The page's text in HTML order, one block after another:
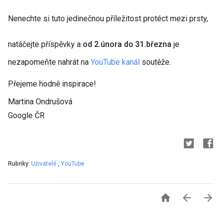
Nenechte si tuto jedinečnou příležitost protéct mezi prsty,
natáčejte příspěvky a od 2.února do 31.března je
nezapomeňte nahrát na YouTube kanál soutěže.
Přejeme hodně inspirace!
Martina Ondrušová
Google ČR
Rubriky: Uživatelé , YouTube
  